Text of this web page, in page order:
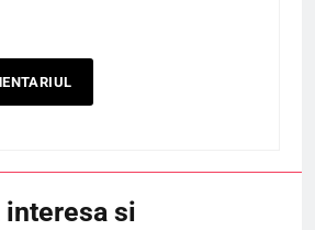
interesa si